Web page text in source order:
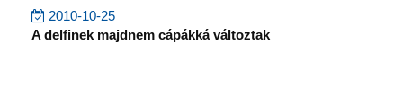
2010-10-25
A delfinek majdnem cápákká változtak